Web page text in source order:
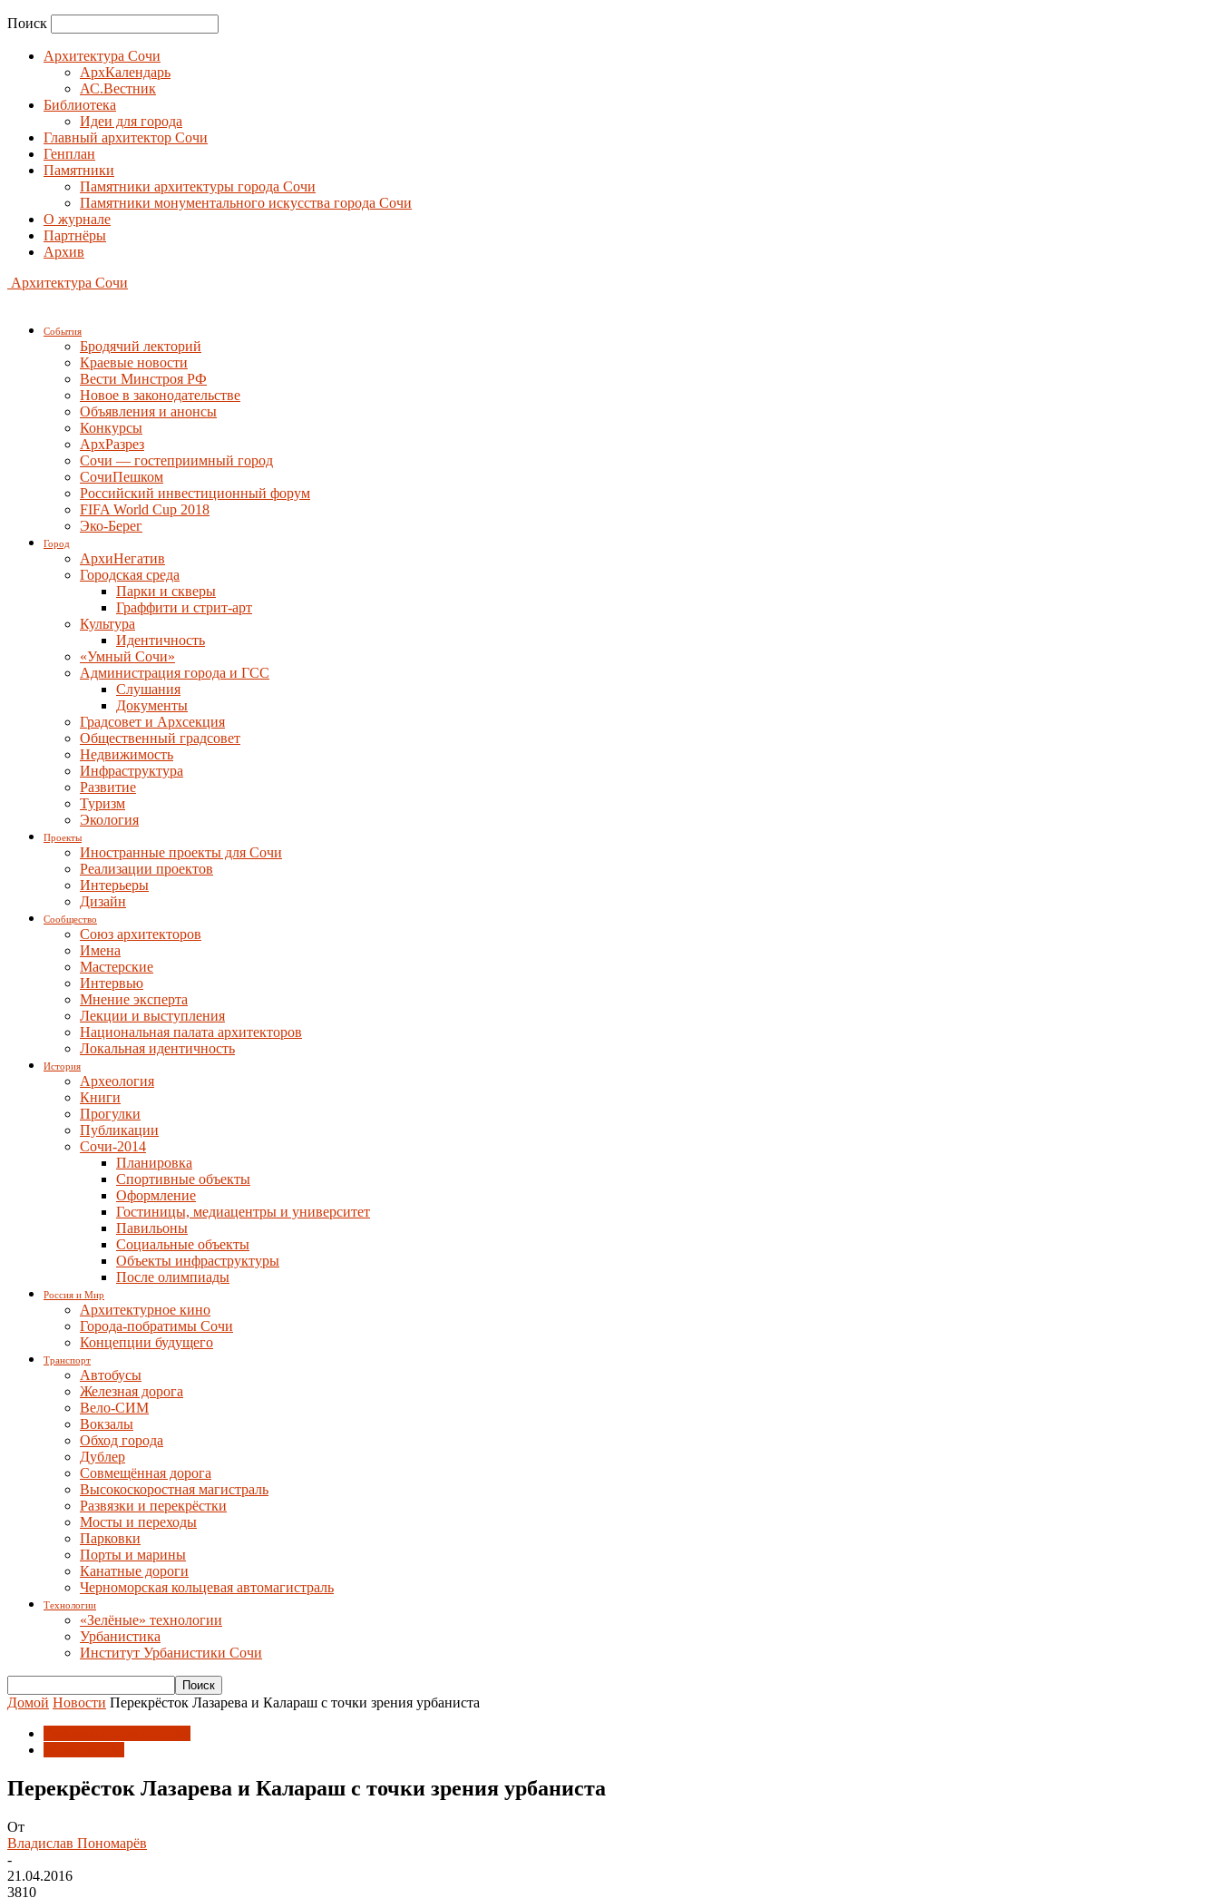
Поиск
Архитектура Сочи
АрхКалендарь
АС.Вестник
Библиотека
Идеи для города
Главный архитектор Сочи
Генплан
Памятники
Памятники архитектуры города Сочи
Памятники монументального искусства города Сочи
О журнале
Партнёры
Архив
Архитектура Сочи
События
Бродячий лекторий
Краевые новости
Вести Минстроя РФ
Новое в законодательстве
Объявления и анонсы
Конкурсы
АрхРазрез
Сочи — гостеприимный город
СочиПешком
Российский инвестиционный форум
FIFA World Cup 2018
Эко-Берег
Город
АрхиНегатив
Городская среда
Парки и скверы
Граффити и стрит-арт
Культура
Идентичность
«Умный Сочи»
Администрация города и ГСС
Слушания
Документы
Градсовет и Архсекция
Общественный градсовет
Недвижимость
Инфраструктура
Развитие
Туризм
Экология
Проекты
Иностранные проекты для Сочи
Реализации проектов
Интерьеры
Дизайн
Сообщество
Союз архитекторов
Имена
Мастерские
Интервью
Мнение эксперта
Лекции и выступления
Национальная палата архитекторов
Локальная идентичность
История
Археология
Книги
Прогулки
Публикации
Сочи-2014
Планировка
Спортивные объекты
Оформление
Гостиницы, медиацентры и университет
Павильоны
Социальные объекты
Объекты инфраструктуры
После олимпиады
Россия и Мир
Архитектурное кино
Города-побратимы Сочи
Концепции будущего
Транспорт
Автобусы
Железная дорога
Вело-СИМ
Вокзалы
Обход города
Дублер
Совмещённая дорога
Высокоскоростная магистраль
Развязки и перекрёстки
Мосты и переходы
Парковки
Порты и марины
Канатные дороги
Черноморская кольцевая автомагистраль
Технологии
«Зелёные» технологии
Урбанистика
Институт Урбанистики Сочи
Домой Новости Перекрёсток Лазарева и Калараш с точки зрения урбаниста
Перекрёсток Лазарева и Калараш с точки зрения урбаниста
От
Владислав Пономарёв
-
21.04.2016
3810